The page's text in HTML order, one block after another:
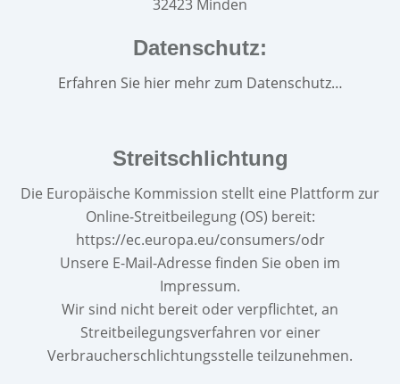
32423 Minden
Datenschutz:
Erfahren Sie hier mehr zum Datenschutz…
Streitschlichtung
Die Europäische Kommission stellt eine Plattform zur
Online-Streitbeilegung (OS) bereit:
https://ec.europa.eu/consumers/odr
Unsere E-Mail-Adresse finden Sie oben im
Impressum.
Wir sind nicht bereit oder verpflichtet, an
Streitbeilegungsverfahren vor einer
Verbraucherschlichtungsstelle teilzunehmen.